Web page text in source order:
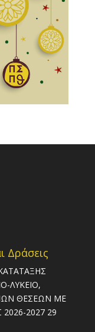
Δράσεις
ΛΥΚΕΙΟ,
ΘΕΣΕΩΝ ΜΕ
2027 29